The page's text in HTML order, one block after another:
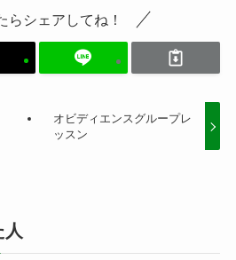
らシェアしてね！
オビディエンスグループレ
ッスン